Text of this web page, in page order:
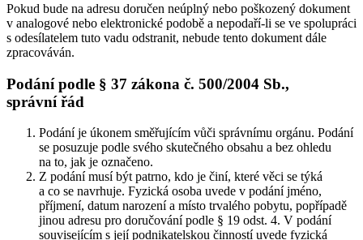
Pokud bude na adresu doručen neúplný nebo poškozený dokument
v analogové nebo elektronické podobě a nepodaří-li se ve spolupráci
s odesílatelem tuto vadu odstranit, nebude tento dokument dále
zpracováván.
Podání podle § 37 zákona č. 500/2004 Sb.,
správní řád
Podání je úkonem směřujícím vůči správnímu orgánu. Podání
se posuzuje podle svého skutečného obsahu a bez ohledu
na to, jak je označeno.
Z podání musí být patrno, kdo je činí, které věci se týká
a co se navrhuje. Fyzická osoba uvede v podání jméno,
příjmení, datum narození a místo trvalého pobytu, popřípadě
jinou adresu pro doručování podle § 19 odst. 4. V podání
souvisejícím s její podnikatelskou činností uvede fyzická